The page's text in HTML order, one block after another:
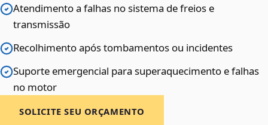
Atendimento a falhas no sistema de freios e
transmissão
Recolhimento após tombamentos ou incidentes
Suporte emergencial para superaquecimento e falhas
no motor
SOLICITE SEU ORÇAMENTO